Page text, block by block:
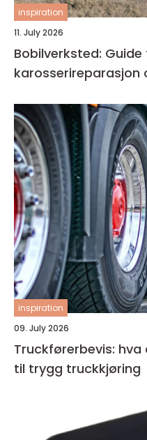
inspiration
11. July 2026
Bobilverksted:
karosserireparasjon
inspiration
09. July 2026
Truckførerbevis:
til trygg truckkjøring